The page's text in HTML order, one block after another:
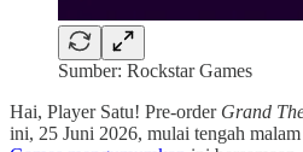
Sumber: Rockstar Games
Hai, Player Satu! Pre-order Grand
ini, 25 Juni 2026, mulai tengah